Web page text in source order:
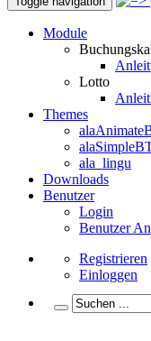
Module
Lotto
Themes
ala_lingu
Downloads
Benutzer
Login
Benutzer
Registrieren
Einloggen